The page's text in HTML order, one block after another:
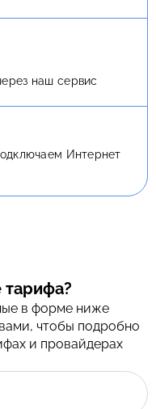
наш сервис
Интернет
в форме ниже
чтобы подробно
и провайдерах